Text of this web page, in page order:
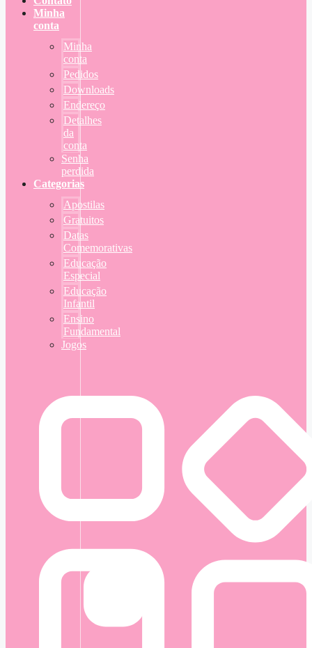
Minha
conta
Minha
conta
Pedidos
Downloads
Endereço
Detalhes
da
conta
Senha
perdida
Categorias
Apostilas
Gratuitos
Datas
Comemorativas
Educação
Especial
Educação
Infantil
Ensino
Fundamental
Jogos